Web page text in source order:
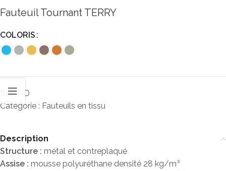
Fauteuil Tournant TERRY
COLORIS
Réf.: ND
Catégorie : Fauteuils en tissu
Description
Structure : métal et contreplaqué
Assise : mousse polyuréthane densité 28 kg/m³